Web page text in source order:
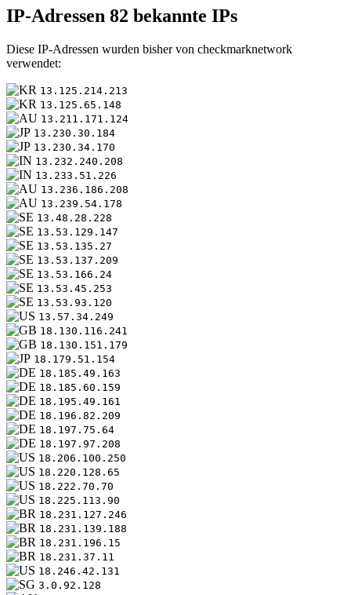
IP-Adressen 82 bekannte IPs
Diese IP-Adressen wurden bisher von checkmarknetwork
verwendet:
13.125.214.213
13.125.65.148
13.211.171.124
13.230.30.184
13.230.34.170
13.232.240.208
13.233.51.226
13.236.186.208
13.239.54.178
13.48.28.228
13.53.129.147
13.53.135.27
13.53.137.209
13.53.166.24
13.53.45.253
13.53.93.120
13.57.34.249
18.130.116.241
18.130.151.179
18.179.51.154
18.185.49.163
18.185.60.159
18.195.49.161
18.196.82.209
18.197.75.64
18.197.97.208
18.206.100.250
18.220.128.65
18.222.70.70
18.225.113.90
18.231.127.246
18.231.139.188
18.231.196.15
18.231.37.11
18.246.42.131
3.0.92.128